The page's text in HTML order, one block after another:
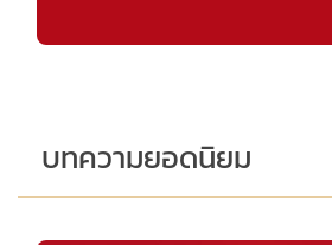
บทความยอดนิยม